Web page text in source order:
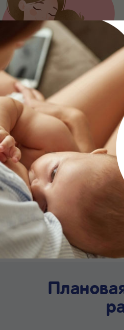
Клуб Nestlé Baby&me
или незапланированная разлука с
Бейбимания